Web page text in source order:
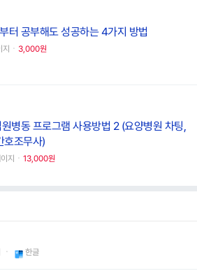
터 공부해도 성공하는 4가지 방법
ㆍ 3,000원
병동 프로그램 사용방법 2 (요양병원 차팅,
호조무사)
지ㆍ 13,000원
한글